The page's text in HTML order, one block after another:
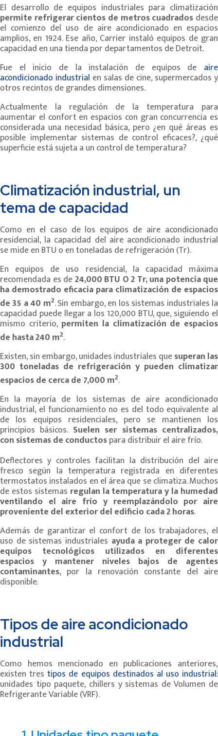
El desarrollo de equipos industriales para climatización
permite refrigerar cientos de metros cuadrados desde
el comienzo del uso de aire acondicionado en espacios
amplios, en 1924. Ese año, Carrier instaló equipos de gran
capacidad en una tienda por departamentos de Detroit.
Fue el inicio de la instalación de equipos de aire
acondicionado industrial en salas de cine, supermercados y
otros recintos de grandes dimensiones.
Actualmente la regulación de la temperatura para
aumentar el confort en espacios con gran concurrencia es
considerada una necesidad básica, pero ¿en qué áreas es
posible implementar sistemas de control eficaces?, ¿qué
superficie está sujeta a un control de temperatura?
Climatización industrial, un
tema de capacidad
Como en el caso de los equipos de aire acondicionado
residencial, la capacidad del aire acondicionado industrial
se mide en BTU o en toneladas de refrigeración (Tr).
En equipos de uso residencial, la capacidad máxima
recomendada es de24,000 BTU O 2 Tr, una potencia que
ha demostrado eficacia para climatización de espacios
de 35 a 40 m2. Sin embargo, en los sistemas industriales la
capacidad puede llegar a los 120,000 BTU, que, siguiendo el
mismo criterio, permiten la climatización de espacios
de hasta 240 m2.
Existen, sin embargo, unidades industriales quesuperan las
300 toneladas de refrigeración y pueden climatizar
espacios de cerca de 7,000 m2.
En la mayoría de los sistemas de aire acondicionado
industrial, el funcionamiento no es del todo equivalente al
de los equipos residenciales, pero se mantienen los
principios básicos. Suelen ser sistemas centralizados,
con sistemas de conductospara distribuir el aire frío.
Deflectores y controles facilitan la distribución del aire
fresco según la temperatura registrada en diferentes
termostatos instalados en el área que se climatiza. Muchos
de estos sistemas regulan la temperatura y la humedad
ventilando el aire frío y reemplazándolo por aire
proveniente del exterior del edificio cada 2 horas.
Además de garantizar el confort de los trabajadores, el
uso de sistemas industriales ayuda a proteger de calor
equipos tecnológicos utilizados en diferentes
espacios y mantener niveles bajos de agentes
contaminantes, por la renovación constante del aire
disponible.
Tipos de aire acondicionado
industrial
Como hemos mencionado en publicaciones anteriores,
existen tres tipos de equipos destinados al uso industrial:
unidades tipo paquete, chillers y sistemas de Volumen de
Refrigerante Variable (VRF).